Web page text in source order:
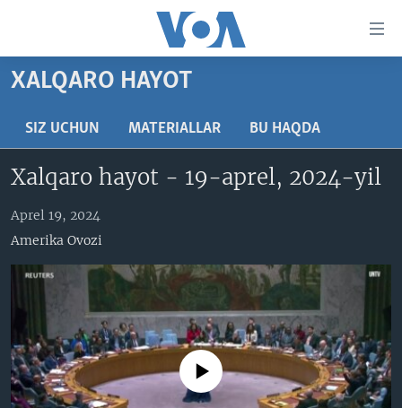
boring
Boshiga
Qidiruvga
BOSH SAHIFA
AMERIKA
XALQARO
VATANDOSHLAR
AMERIKA MANZARALARI
XALQARO HAYOT
VASHINGTON CHOYXONASI
MOBIL-SALOM!
FACEBOOK
YOUTUBE
INSTAGRAM
INGLIZ TILI DARSLARI
EDITORIAL
Learning English
XALQARO HAYOT
SIZ UCHUN MATERIALLAR BU HAQDA
Xalqaro hayot - 19-aprel, 2024-yil
Aprel 19, 2024
Amerika Ovozi
No media source currently available